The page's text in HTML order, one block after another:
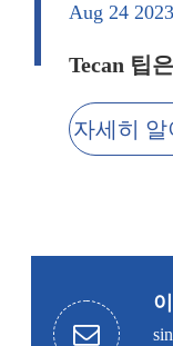
Aug 24 2023
Tecan 팁
자세히 알